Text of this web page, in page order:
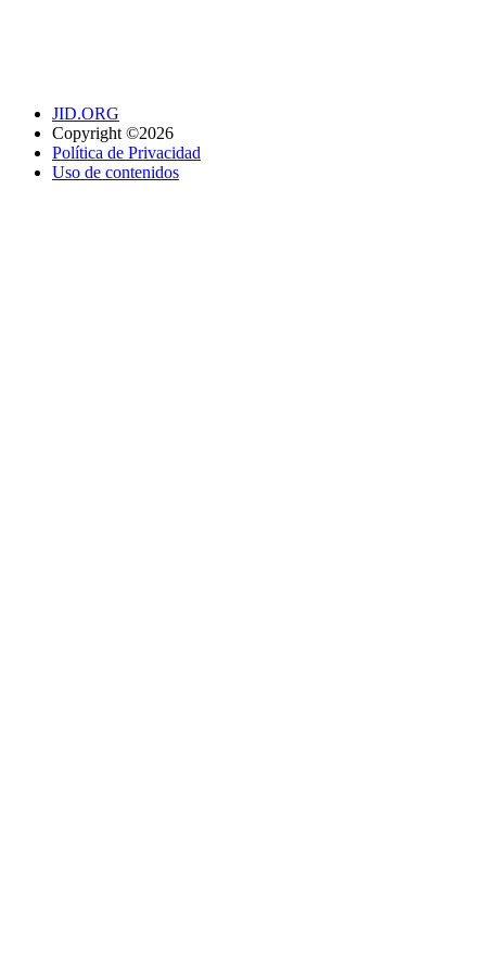
JID.ORG
Copyright ©2026
Política de Privacidad
Uso de contenidos